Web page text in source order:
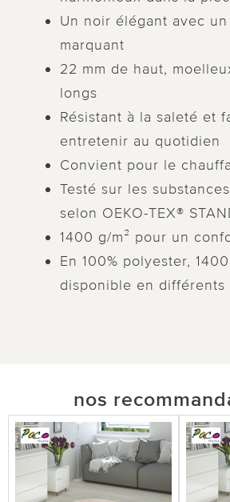
Un noir élégant avec
marquant
22 mm de haut,
longs
Résistant à la saleté et
entretenir au quotidien
Convient pour le
Testé sur les
selon OEKO-TEX®
1400 g/m² pour un
En 100% polyester,
disponible en différents
nos